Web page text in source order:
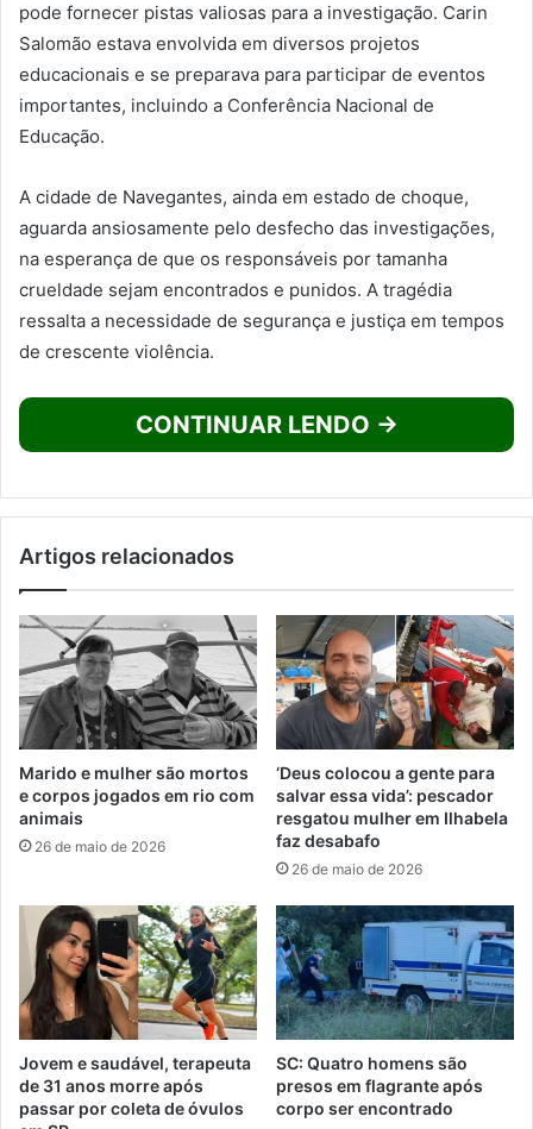
pode fornecer pistas valiosas para a investigação. Carin
Salomão estava envolvida em diversos projetos
educacionais e se preparava para participar de eventos
importantes, incluindo a Conferência Nacional de
Educação.
A cidade de Navegantes, ainda em estado de choque,
aguarda ansiosamente pelo desfecho das investigações,
na esperança de que os responsáveis por tamanha
crueldade sejam encontrados e punidos. A tragédia
ressalta a necessidade de segurança e justiça em tempos
de crescente violência.
CONTINUAR LENDO →
Artigos relacionados
Marido e mulher são mortos
e corpos jogados em rio com
animais
26 de maio de 2026
‘Deus colocou a gente para
salvar essa vida’: pescador
resgatou mulher em Ilhabela
faz desabafo
26 de maio de 2026
Jovem e saudável, terapeuta
de 31 anos morre após
passar por coleta de óvulos
SC: Quatro homens são
presos em flagrante após
corpo ser encontrado